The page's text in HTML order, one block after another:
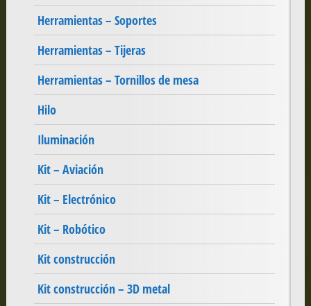
Herramientas – Soportes
Herramientas – Tijeras
Herramientas – Tornillos de mesa
Hilo
Iluminación
Kit – Aviación
Kit – Electrónico
Kit – Robótico
Kit construcción
Kit construcción – 3D metal